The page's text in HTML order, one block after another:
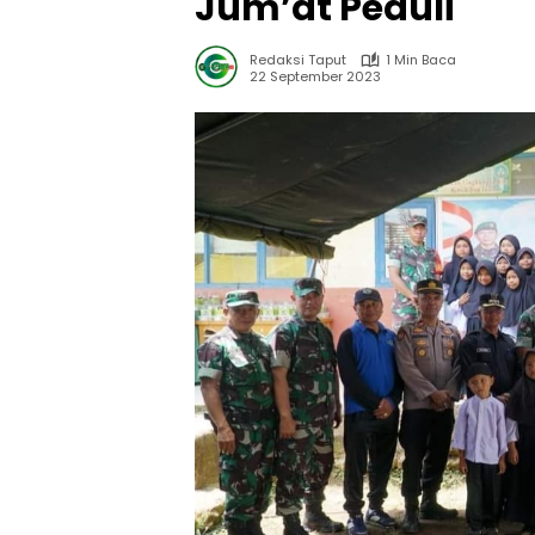
Redaksi Taput
1 Min Baca
22 September 2023